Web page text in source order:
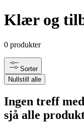
Klær og
0 produkter
Sorter
Nullstill alle
Ingen treff
sjå alle